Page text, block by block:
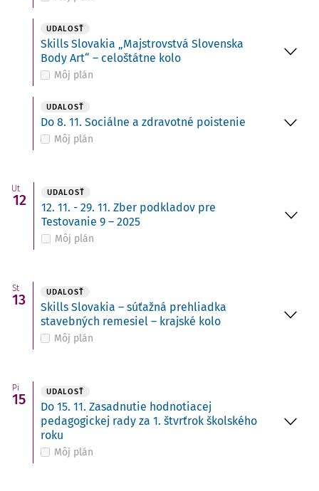
UDALOSŤ
Skills Slovakia „Majstrovstvá Slovenska
Body Art“ – celoštátne kolo
Môj plán
UDALOSŤ
Do 8. 11. Sociálne a zdravotné poistenie
Môj plán
Ut
12 UDALOSŤ
12. 11. - 29. 11. Zber podkladov pre
Testovanie 9 – 2025
Môj plán
St
13 UDALOSŤ
Skills Slovakia – súťažná prehliadka
stavebných remesiel – krajské kolo
Môj plán
Pi
15 UDALOSŤ
Do 15. 11. Zasadnutie hodnotiacej
pedagogickej rady za 1. štvrťrok školského
roku
Môj plán